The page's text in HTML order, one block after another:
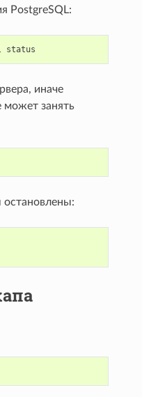
PostgreSQL:
status
иначе
может занять
остановлены: